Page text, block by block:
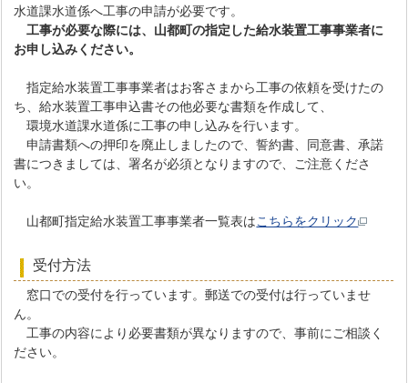
水道課水道係へ工事の申請が必要です。
工事が必要な際には、山都町の指定した給水装置工事事業者に
お申し込みください。
指定給水装置工事事業者はお客さまから工事の依頼を受けたの
ち、給水装置工事申込書その他必要な書類を作成して、
環境水道課水道係に工事の申し込みを行います。
申請書類への押印を廃止しましたので、誓約書、同意書、承諾
書につきましては、署名が必須となりますので、ご注意くださ
い。
山都町指定給水装置工事事業者一覧表はこちらをクリック
受付方法
窓口での受付を行っています。郵送での受付は行っていませ
ん。
工事の内容により必要書類が異なりますので、事前にご相談く
ださい。